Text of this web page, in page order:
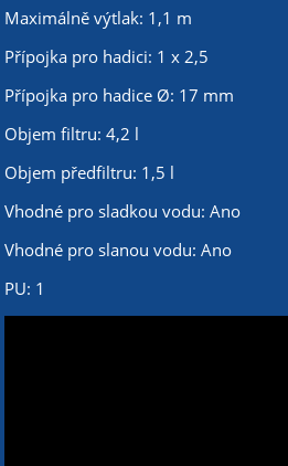
Maximálně výtlak: 1,1 m
Přípojka pro hadici: 1 x 2,5
Přípojka pro hadice Ø: 17 mm
Objem filtru: 4,2 l
Objem předfiltru: 1,5 l
Vhodné pro sladkou vodu: Ano
Vhodné pro slanou vodu: Ano
PU: 1